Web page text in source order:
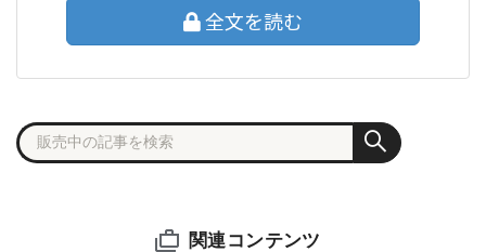
全文を読む
関連コンテンツ